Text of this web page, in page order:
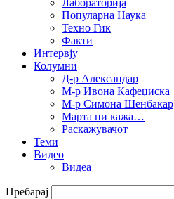
Лабораторија
Популарна Наука
Техно Гик
Факти
Интервју
Колумни
Д-р Александар
М-р Ивона Кафеџиска
М-р Симона Шенбакар
Марта ни кажа…
Раскажувачот
Теми
Видео
Видеа
Пребарај